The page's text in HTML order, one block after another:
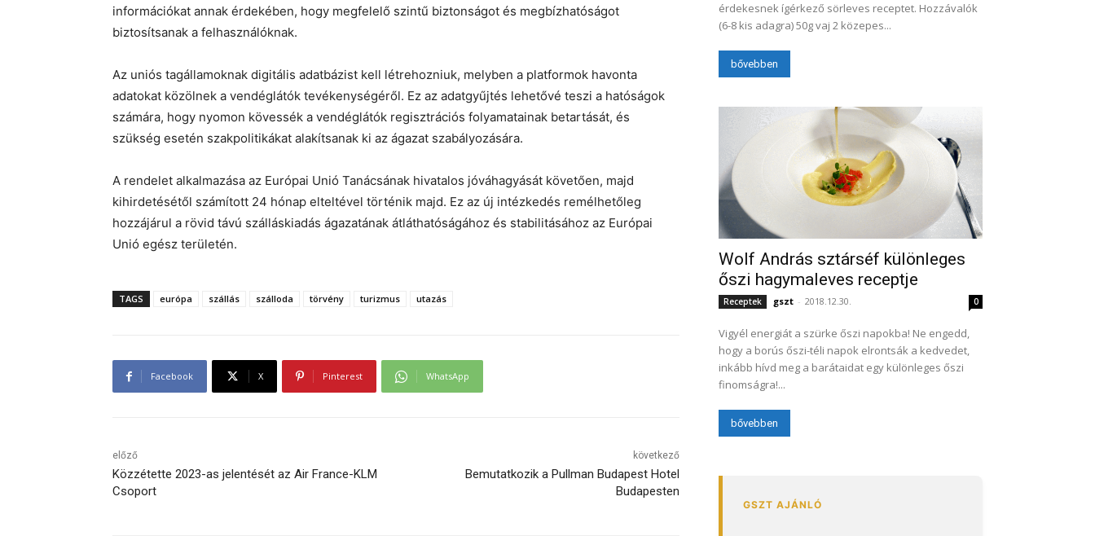
információkat annak érdekében, hogy megfelelő szintű biztonságot és megbízhatóságot
biztosítsanak a felhasználóknak.
Az uniós tagállamoknak digitális adatbázist kell létrehozniuk, melyben a platformok havonta
adatokat közölnek a vendéglátók tevékenységéről. Ez az adatgyűjtés lehetővé teszi a hatóságok
számára, hogy nyomon kövessék a vendéglátók regisztrációs folyamatainak betartását, és
szükség esetén szakpolitikákat alakítsanak ki az ágazat szabályozására.
A rendelet alkalmazása az Európai Unió Tanácsának hivatalos jóváhagyását követően, majd
kihirdetésétől számított 24 hónap elteltével történik majd. Ez az új intézkedés remélhetőleg
hozzájárul a rövid távú szálláskiadás ágazatának átláthatóságához és stabilitásához az Európai
Unió egész területén.
TAGS európa szállás szálloda törvény turizmus utazás
Facebook X Pinterest WhatsApp
előző
Közzétette 2023-as jelentését az Air France-KLM
Csoport
következő
Bemutatkozik a Pullman Budapest Hotel
Budapesten
érdekesnek ígérkező sörleves receptet. Hozzávalók
(6-8 kis adagra) 50g vaj 2 közepes...
bővebben
Wolf András sztárséf különleges
őszi hagymaleves receptje
Receptek gszt - 2018.12.30. 0
Vigyél energiát a szürke őszi napokba! Ne engedd,
hogy a borús őszi-téli napok elrontsák a kedvedet,
inkább hívd meg a barátaidat egy különleges őszi
finomságra!...
bővebben